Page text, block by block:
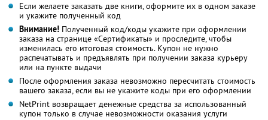
Если желаете заказать две книги, оформите их в одном заказе
и укажите полученный код
Внимание! Полученный код/коды укажите при оформлении
заказа на странице «Сертификаты» и проследите, чтобы
изменилась его итоговая стоимость. Купон не нужно
распечатывать и предъявлять при получении заказа курьеру
или на пункте выдачи
После оформления заказа невозможно пересчитать стоимость
вашего заказа, если вы не укажите коды при его оформлении
NetPrint возвращает денежные средства за использованный
купон только в случае невозможности оказания услуги